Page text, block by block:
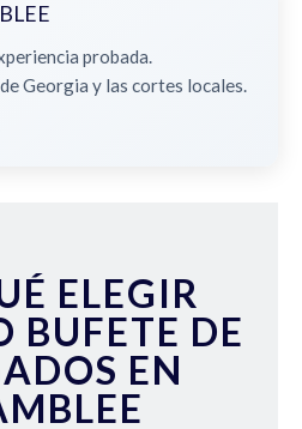
probada.
Georgia y las cortes locales.
ELEGIR
BUFETE DE
EN